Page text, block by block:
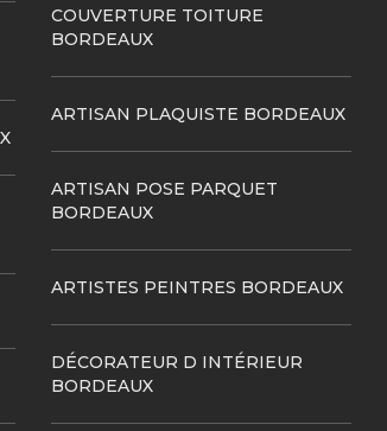
COUVERTURE TOITURE
BORDEAUX
ARTISAN PLAQUISTE BORDEAUX
ARTISAN POSE PARQUET
BORDEAUX
ARTISTES PEINTRES BORDEAUX
DÉCORATEUR D INTÉRIEUR
BORDEAUX